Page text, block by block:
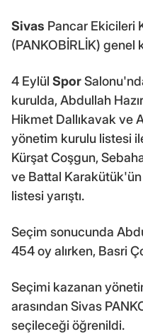
Sivas Pancar Ekicileri
(PANKOBİRLİK) genel
4 Eylül Spor
kurulda, Abdullah
Hikmet Dallıkavak ve
yönetim kurulu listesi
Kürşat Coşgun,
ve Battal
listesi yarıştı.
Seçim sonucunda
454 oy alırken, Basri
Seçimi kazanan
arasından Sivas
seçileceği öğrenildi.